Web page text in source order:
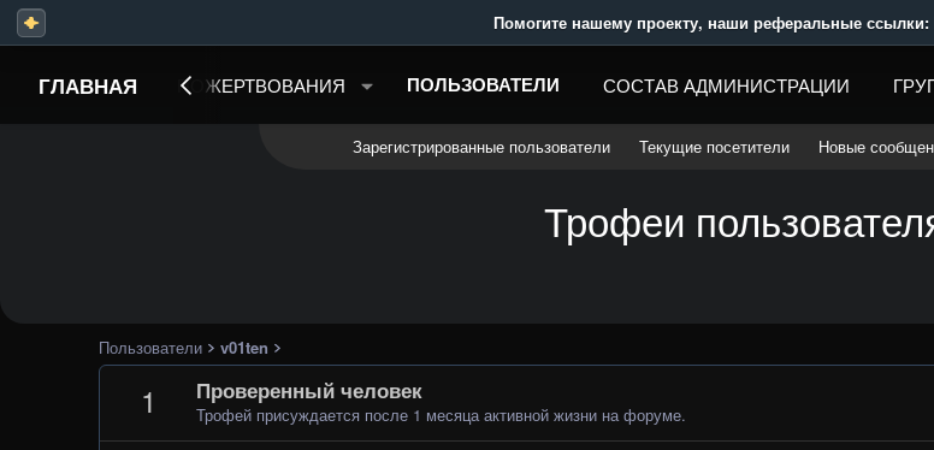
Помогите нашему проекту, наши реферальные ссылки:
ГЛАВНАЯ
PGZ ПОЖЕРТВОВАНИЯ ПОЛЬЗОВАТЕЛИ СОСТАВ АДМИНИСТРАЦИИ
Зарегистрированные пользователи Текущие посетители Новые
Трофеи
Пользователи v01ten
1 Проверенный человек
Трофей присуждается после 1 месяца активной жизни на форуме.